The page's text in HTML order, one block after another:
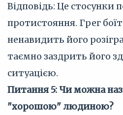
Відповідь: Це стосунки
протистояння. Грег
ненавидить його
таємно заздрить його
ситуацією.
Питання 5: Чи можна
"хорошою" людиною?